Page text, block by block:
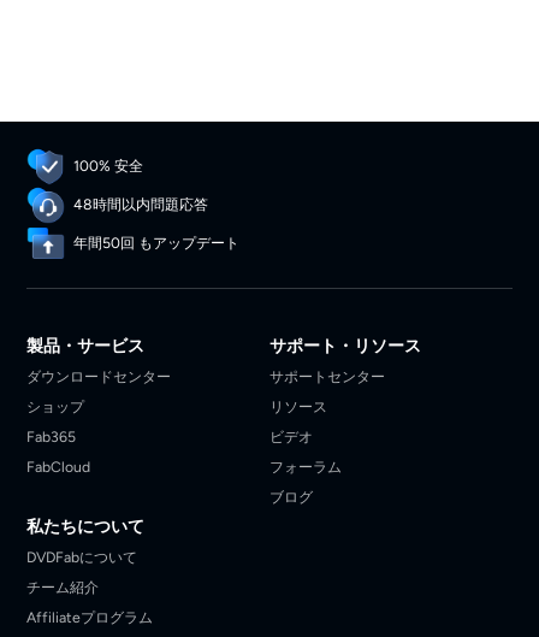
100% 安全
48時間以内問題応答
年間50回 もアップデート
製品・サービス
ダウンロードセンター
ショップ
Fab365
FabCloud
サポート・リソース
サポートセンター
リソース
ビデオ
フォーラム
ブログ
私たちについて
DVDFabについて
チーム紹介
Affiliateプログラム